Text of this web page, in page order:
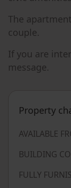
The
couple.
If you are
message.
Property
AVAILABLE
BUILDING
FULLY